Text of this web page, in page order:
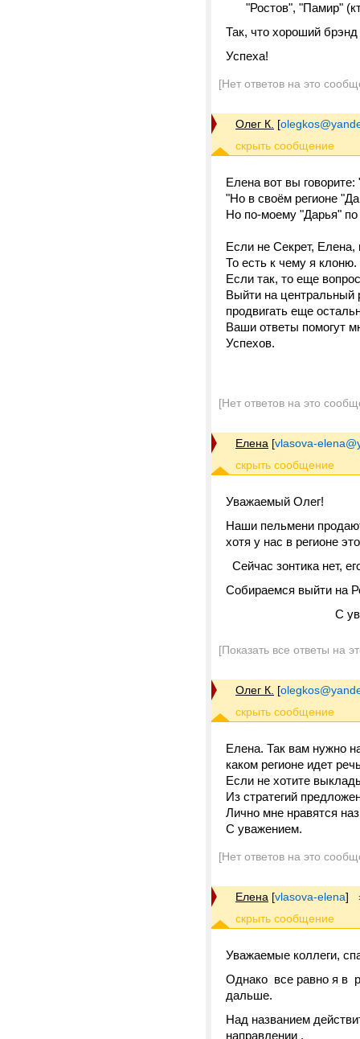
"Ростов", "Памир"
Так, что хороший
Успеха!
[Нет ответов на это
Олег К. [
Елена вот вы
"Но в своём регионе
Но по-моему "Дарья"
Если не Секрет,
То есть к чему я
Если так, то еще
Выйти на центральный
продвигать еще
Ваши ответы помогут
Успехов.
[Нет ответов на это
Елена [vlasova-
Уважаемый Олег!
Наши пельмени
хотя у нас в регионе
Сейчас зонтика нет,
Собираемся выйти на
С
[Показать все ответы на
Олег К. [
Елена. Так вам нужно
каком регионе идет
Если не хотите
Из стратегий
Лично мне нравятся
С уважением.
[Нет ответов на это
Елена [vlasova-elena]
Уважаемые коллеги,
Однако все равно я в
дальше.
Над названием
направлении .